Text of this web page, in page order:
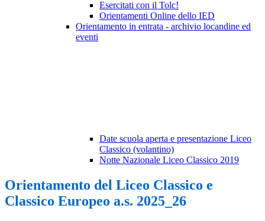
Esercitati con il Tolc!
Orientamenti Online dello IED
Orientamento in entrata - archivio locandine ed
eventi
Date scuola aperta e presentazione Liceo
Classico (volantino)
Notte Nazionale Liceo Classico 2019
Orientamento del Liceo Classico e
Classico Europeo a.s. 2025_26